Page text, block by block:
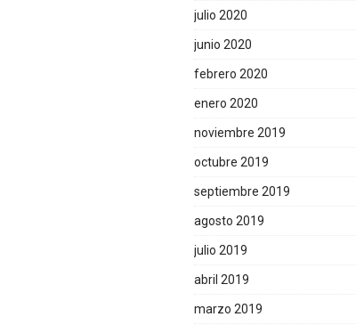
julio 2020
junio 2020
febrero 2020
enero 2020
noviembre 2019
octubre 2019
septiembre 2019
agosto 2019
julio 2019
abril 2019
marzo 2019